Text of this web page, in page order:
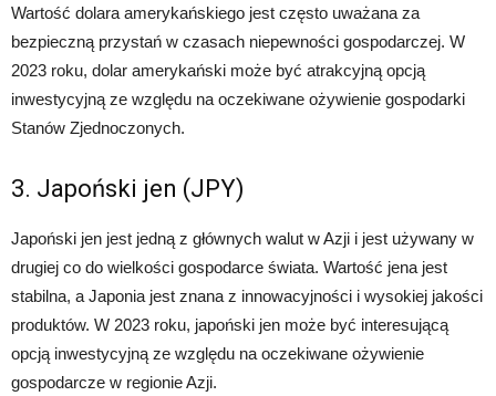
Wartość dolara amerykańskiego jest często uważana za
bezpieczną przystań w czasach niepewności gospodarczej. W
2023 roku, dolar amerykański może być atrakcyjną opcją
inwestycyjną ze względu na oczekiwane ożywienie gospodarki
Stanów Zjednoczonych.
3. Japoński jen (JPY)
Japoński jen jest jedną z głównych walut w Azji i jest używany w
drugiej co do wielkości gospodarce świata. Wartość jena jest
stabilna, a Japonia jest znana z innowacyjności i wysokiej jakości
produktów. W 2023 roku, japoński jen może być interesującą
opcją inwestycyjną ze względu na oczekiwane ożywienie
gospodarcze w regionie Azji.